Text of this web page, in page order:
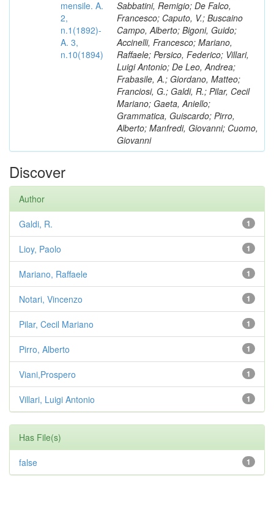
mensile. A.
2,
n.1(1892)-
A. 3,
n.10(1894)
Sabbatini, Remigio; De Falco,
Francesco; Caputo, V.; Buscaino
Campo, Alberto; Bigoni, Guido;
Accinelli, Francesco; Mariano,
Raffaele; Persico, Federico; Villari,
Luigi Antonio; De Leo, Andrea;
Frabasile, A.; Giordano, Matteo;
Franciosi, G.; Galdi, R.; Pilar, Cecil
Mariano; Gaeta, Aniello;
Grammatica, Guiscardo; Pirro,
Alberto; Manfredi, Giovanni; Cuomo,
Giovanni
Discover
Author
1
Galdi, R.
1
Lioy, Paolo
1
Mariano, Raffaele
1
Notari, Vincenzo
1
Pilar, Cecil Mariano
1
Pirro, Alberto
1
Viani,Prospero
1
Villari, Luigi Antonio
Has File(s)
1
false